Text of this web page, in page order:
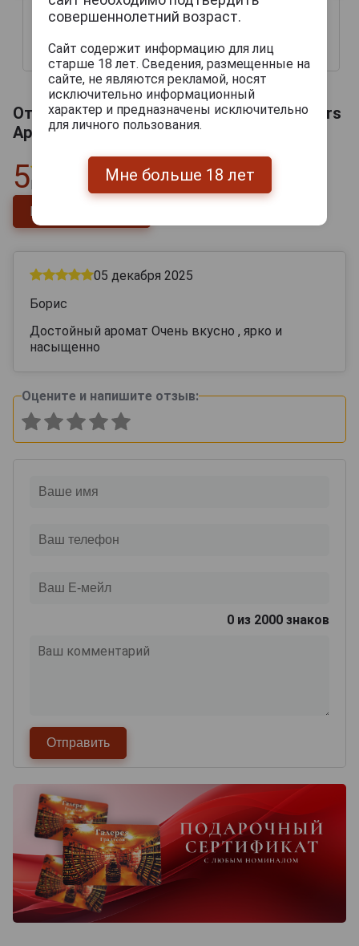
Armagnac Lafontan XO
12 years Арманьяк
10 493 руб.
Armagnac Lafontan XO
12 years Арманьяк
11 727 руб.
Отзывы на Armagnac Lafontan XO 12 years
Арманьяк Лафонтан XO 12 лет
5
отзыв
05 декабря 2025
Борис
Достойный аромат Очень вкусно , ярко и
насыщенно
Оцените и напишите отзыв:
0 из 2000 знаков
совершеннолетний возраст.
Сайт содержит информацию для лиц
старше 18 лет. Сведения, размещенные на
сайте, не являются рекламой, носят
исключительно информационный
характер и предназначены исключительно
для личного пользования.
Мне больше 18 лет